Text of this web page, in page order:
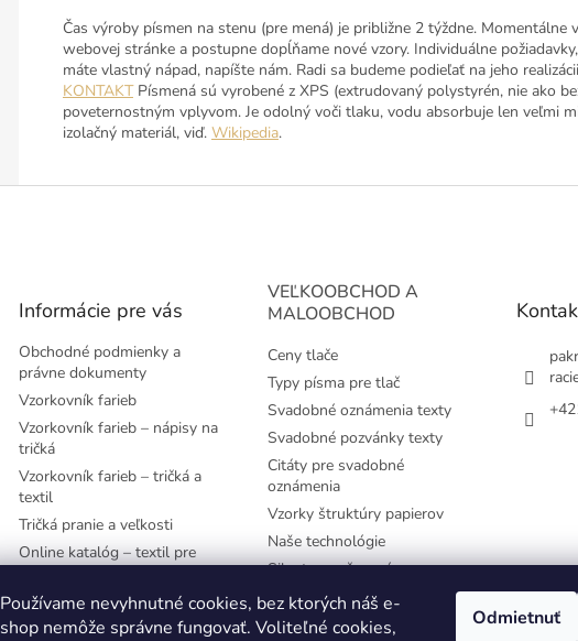
Používame nevyhnutné cookies, bez ktorých náš e-
shop nemôže správne fungovať. Voliteľné cookies,
Odmietnuť
Čas výroby písmen na stenu (pre mená) je približne 2 týždne. Momentálne
webovej stránke a postupne dopĺňame nové vzory. Individuálne
máte vlastný nápad, napíšte nám. Radi sa budeme podieľať na jeho
KONTAKTPísmená sú vyrobené z XPS (extrudovaný polystyrén, nie ako
poveternostným vplyvom. Je odolný voči tlaku, vodu absorbuje len veľmi
izolačný materiál, viď. Wikipedia.
Informácie pre vás
Obchodné podmienky a
právne dokumenty
Vzorkovník farieb
Vzorkovník farieb – nápisy na
tričká
Vzorkovník farieb – tričká a
textil
Tričká pranie a veľkosti
Online katalóg – textil pre
Najčastejšie používané
písmená
VEĽKOOBCHOD A
MALOOBCHOD
Ceny tlače
Typy písma pre tlač
Svadobné oznámenia texty
Svadobné pozvánky texty
Citáty pre svadobné
oznámenia
Vzorky štruktúry papierov
Naše technológie
Siluety pre časovú os